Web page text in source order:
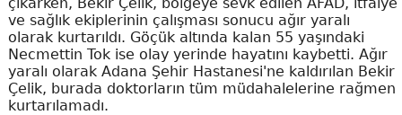
ve sağlık ekiplerinin çalışması sonucu ağır yaralı
olarak kurtarıldı. Göçük altında kalan 55 yaşındaki
Necmettin Tok ise olay yerinde hayatını kaybetti. Ağır
yaralı olarak Adana Şehir Hastanesi'ne kaldırılan Bekir
Çelik, burada doktorların tüm müdahalelerine rağmen
kurtarılamadı.